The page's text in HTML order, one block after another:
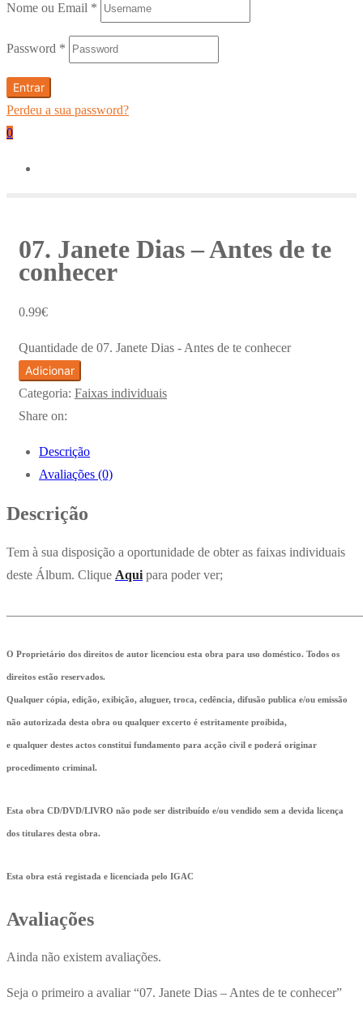
Nome ou Email *
Password *
Entrar
Perdeu a sua password?
0
07. Janete Dias – Antes de te
conhecer
0.99€
Quantidade de 07. Janete Dias - Antes de te conhecer
Adicionar
Categoria: Faixas individuais
Share on:
Descrição
Avaliações (0)
Descrição
Tem à sua disposição a oportunidade de obter as faixas individuais
deste Álbum. Clique Aqui para poder ver;
O Proprietário dos direitos de autor licenciou esta obra para uso doméstico. Todos os
direitos estão reservados.
Qualquer cópia, edição, exibição, aluguer, troca, cedência, difusão publica e/ou emissão
não autorizada desta obra ou qualquer excerto é estritamente proibida,
e qualquer destes actos constitui fundamento para acção civil e poderá originar
procedimento criminal.
Esta obra CD/DVD/LIVRO não pode ser distribuído e/ou vendido sem a devida licença
dos titulares desta obra.
Esta obra está registada e licenciada pelo IGAC
Avaliações
Ainda não existem avaliações.
Seja o primeiro a avaliar “07. Janete Dias – Antes de te conhecer”